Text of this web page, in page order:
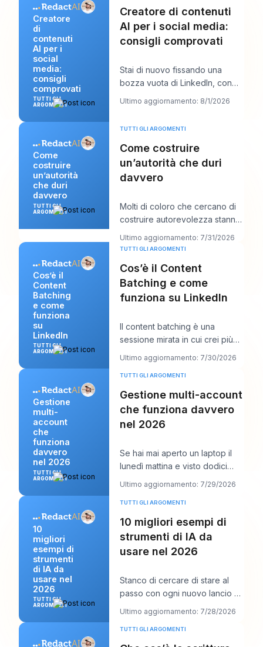
Creatore
di
contenuti
AI per i
social
media:
consigli
comprovati
TUTTI GLI
ARGOMENTI
Creatore di contenuti
AI per i social media:
consigli comprovati
Stai di nuovo fissando una
bozza vuota di LinkedIn, con
una chiamata con un cliente tra
dieci minuti
Ultimo aggiornamento: 8/1/2026
Come
costruire
un’autorità
che duri
davvero
TUTTI GLI
ARGOMENTI
TUTTI GLI ARGOMENTI
Come costruire
un’autorità che duri
davvero
Molti di coloro che cercano di
costruire autorevolezza stanno
facendo troppo della cosa
sbagliata. P
Ultimo aggiornamento: 7/31/2026
Cos’è il
Content
Batching
e come
funziona
su
LinkedIn
TUTTI GLI
ARGOMENTI
TUTTI GLI ARGOMENTI
Cos’è il Content
Batching e come
funziona su LinkedIn
Il content batching è una
sessione mirata in cui crei più
post LinkedIn in una volta sola,
per poi p
Ultimo aggiornamento: 7/30/2026
Gestione
multi-
account
che
funziona
davvero
nel 2026
TUTTI GLI
ARGOMENTI
TUTTI GLI ARGOMENTI
Gestione multi-account
che funziona davvero
nel 2026
Se hai mai aperto un laptop il
lunedì mattina e visto dodici
accessi, sei calendari clienti, tre
Ultimo aggiornamento: 7/29/2026
10
migliori
esempi di
strumenti
di IA da
usare nel
2026
TUTTI GLI
ARGOMENTI
TUTTI GLI ARGOMENTI
10 migliori esempi di
strumenti di IA da
usare nel 2026
Stanco di cercare di stare al
passo con ogni nuovo lancio di
AI e di dover comunque
pubblicare qualc
Ultimo aggiornamento: 7/28/2026
TUTTI GLI ARGOMENTI